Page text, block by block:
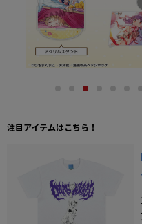
注目アイテムはこちら！